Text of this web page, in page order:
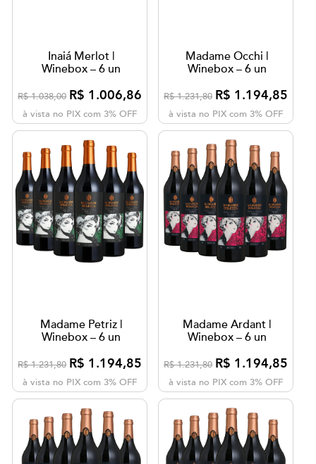
Inaiá Merlot |
Winebox – 6 un
R$ 1.038,00 R$ 1.006,86
à vista no PIX com 3% OFF
Madame Occhi |
Winebox – 6 un
R$ 1.231,80 R$ 1.194,85
à vista no PIX com 3% OFF
Madame Petriz |
Winebox – 6 un
R$ 1.231,80 R$ 1.194,85
à vista no PIX com 3% OFF
Madame Ardant |
Winebox – 6 un
R$ 1.231,80 R$ 1.194,85
à vista no PIX com 3% OFF